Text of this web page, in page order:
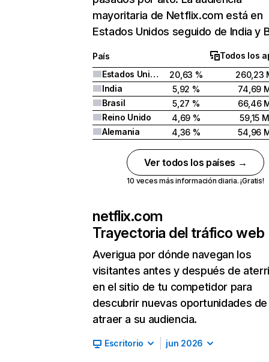
mayoritaria de Netflix.com está en
Estados Unidos seguido de India y
País
Todos los
Estados Unidos
20,63 %
260,23
India
5,92 %
74,69
Brasil
5,27 %
66,46
Reino Unido
4,69 %
59,15 M
Alemania
4,36 % 54,96
Ver todos los países →
10 veces más información diaria. ¡Gratis!
netflix.com
Trayectoria del tráfico web
Averigua por dónde navegan los
visitantes antes y después de
en el sitio de tu competidor para
descubrir nuevas oportunidades de
atraer a su audiencia.
Escritorio jun 2026